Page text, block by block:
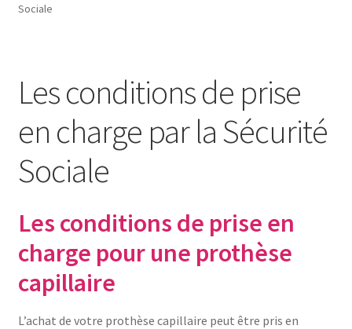
Boutique
Contactez-nous
FAQ
Gift Card Balance
Sociale
Les conditions de prise
en charge par la Sécurité
Sociale
Les conditions de prise en
charge pour une prothèse
capillaire
L’achat de votre prothèse capillaire peut être pris en